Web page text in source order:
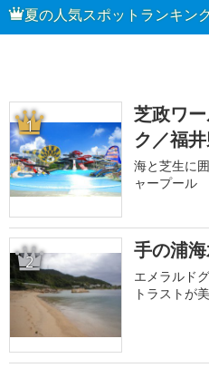
夏の人気スポットランキン
1
芝政ワ
ク／福
海と芝生に
ャープール
2 手の浦
エメラルド
トラストが